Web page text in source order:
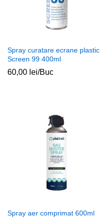
Spray curatare ecrane plastic
Screen 99 400ml
60,00 lei/Buc
Spray aer comprimat 600ml